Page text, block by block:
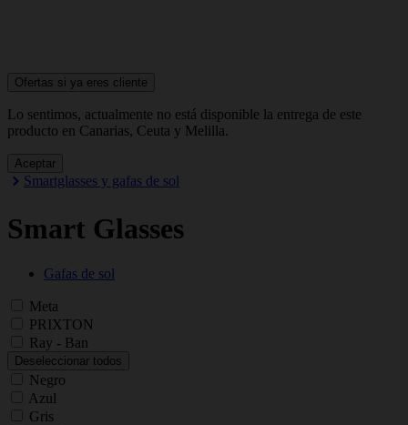
Ofertas si ya eres cliente
Lo sentimos, actualmente no está disponible la entrega de este
producto en Canarias, Ceuta y Melilla.
Aceptar
Smartglasses y gafas de sol
Smart Glasses
Gafas de sol
Meta
PRIXTON
Ray - Ban
Deseleccionar todos
Negro
Azul
Gris